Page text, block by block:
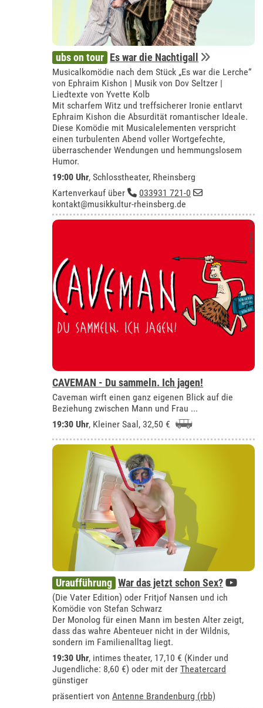
ubs on tour Es war die Nachtigall
Musicalkomödie nach dem Stück „Es war die Lerche“
von Ephraim Kishon | Musik von Dov Seltzer |
Liedtexte von Yvette Kolb
Mit scharfem Witz und treffsicherer Ironie entlarvt
Ephraim Kishon die Absurdität romantischer Ideale.
Diese Komödie mit Musicalelementen verspricht
einen turbulenten Abend voller Wortgefechte,
überraschender Wendungen und hemmungslosem
Humor.
19:00 Uhr,Schlosstheater, Rheinsberg
Kartenverkauf über
033931 721-0
kontakt@musikkultur-rheinsberg.de
CAVEMAN - Du sammeln. Ich jagen!
Caveman wirft einen ganz eigenen Blick auf die
Beziehung zwischen Mann und Frau ...
19:30 Uhr, Kleiner Saal , 32,50 €
Uraufführung War das jetzt schon Sex?
(Die Vater Edition) oder Fritjof Nansen und ich
Komödie von Stefan Schwarz
Der Monolog für einen Mann im besten Alter zeigt,
dass das wahre Abenteuer nicht in der Wildnis,
sondern im Familienalltag liegt.
19:30 Uhr, intimes theater, 17,10 € (Kinder und
Jugendliche: 8,60 €) oder mit derTheatercard
günstiger
präsentiert vonAntenne Brandenburg (rbb)